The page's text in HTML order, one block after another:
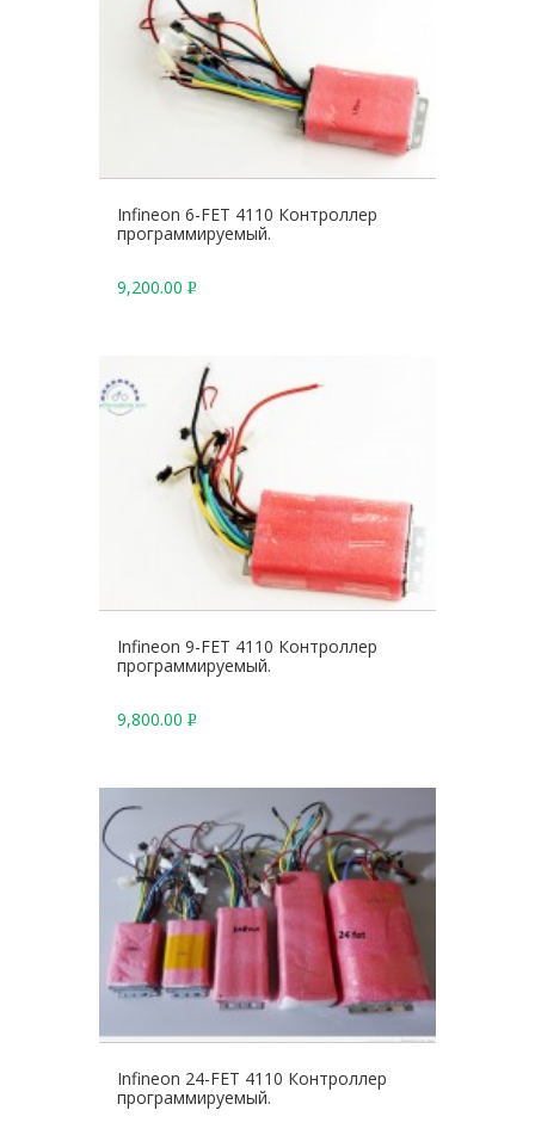
Infineon 6-FET 4110 Контроллер
программируемый.
9,200.00 Р
Infineon 9-FET 4110 Контроллер
программируемый.
9,800.00 Р
Infineon 24-FET 4110 Контроллер
программируемый.